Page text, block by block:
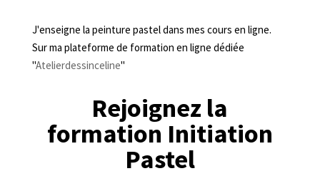
J'enseigne la peinture pastel dans mes cours en ligne.
Sur ma plateforme de formation en ligne dédiée
"Atelierdessinceline"
Rejoignez la
formation Initiation
Pastel